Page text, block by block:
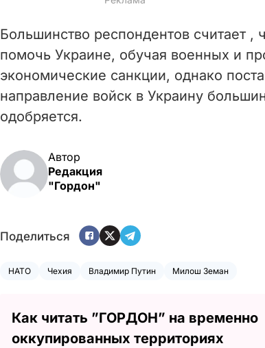
Большинство респондентов считает
помочь Украине, обучая военных и
экономические санкции, однако
направление войск в Украину
одобряется.
Автор
Редакция
"Гордон"
Поделиться
НАТО Чехия Владимир Путин Милош Земан
Как читать ”ГОРДОН” на временно
оккупированных территориях